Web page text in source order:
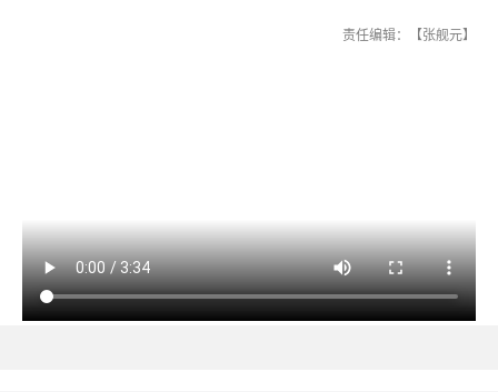
责任编辑：【张舰元】